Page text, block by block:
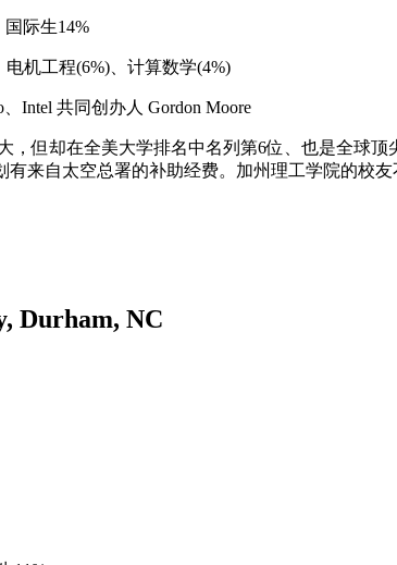
国际生14%
机工程(6%)、计算数学(4%)
Intel 共同创办人 Gordon Moore
，但却在全美大学排名中名列第6位、也是全球
来自太空总署的补助经费。加州理工学院的校
Durham, NC